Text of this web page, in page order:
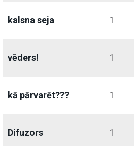
kalsna seja 1
vēders! 1
kā pārvarēt??? 1
Difuzors 1